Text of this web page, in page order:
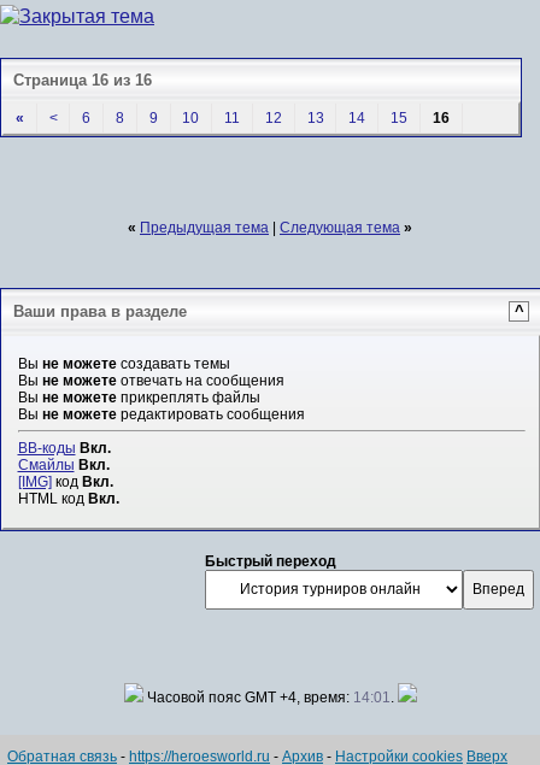
Страница 16 из 16
« < 6 8 9 10 11 12 13 14 15 16
« Предыдущая тема Следующая тема »
Ваши права в разделе ^
Вы не можетесоздавать темы
Вы не можетеотвечать на сообщения
Вы не можетеприкреплять файлы
Вы не можетередактировать сообщения
BB-коды Вкл.
Смайлы Вкл.
[IMG] код Вкл.
HTML код Вкл.
Быстрый переход
Часовой пояс GMT +4, время: 14:01.
Обратная связь - https://heroesworld.ru - Архив - Настройки cookies Вверх